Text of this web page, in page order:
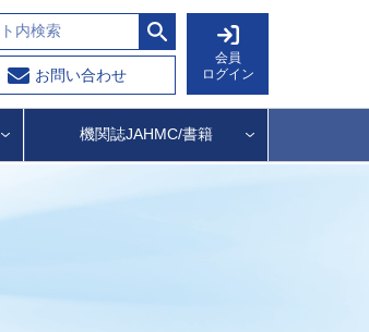
お問い合わせ
会員
ログイン
機関誌JAHMC/書籍